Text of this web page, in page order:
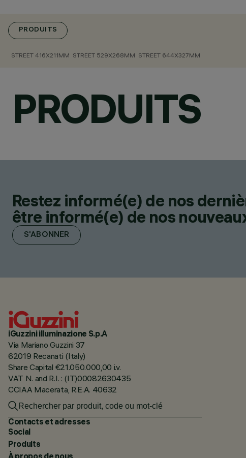
PRODUITS
STREET 416X211MM STREET 529X268MM STREET 644X327MM
PRODUITS
Restez informé(e) de nos
être informé(e) de nos
S'ABONNER
iGuzzini illuminazione S.p.A
Via Mariano Guzzini 37
62019 Recanati (Italy)
Share Capital €21.050.000,00 i.v.
VAT N. and R.I. : (IT)00082630435
CCIAA Macerata, R.E.A. 40632
Contacts et adresses
Social
Produits